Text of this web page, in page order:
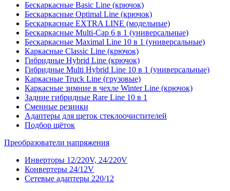
Бескаркасные Basic Line (крючок)
Бескаркасные Optimal Line (крючок)
Бескаркасные EXTRA LINE (модельные)
Бескаркасные Multi-Cap 6 в 1 (универсальные)
Бескаркасные Maximal Line 10 в 1 (универсальные)
Каркасные Classic Line (крючок)
Гибридные Hybrid Line (крючок)
Гибридные Multi Hybrid Line 10 в 1 (универсальные)
Каркасные Truck Line (грузовые)
Каркасные зимние в чехле Winter Line (крючок)
Задние гибридные Rare Line 10 в 1
Сменные резинки
Адаптеры для щеток стеклоочистителей
Подбор щёток
Преобразователи напряжения
Инверторы 12/220V, 24/220V
Конвертеры 24/12V
Сетевые адаптеры 220/12